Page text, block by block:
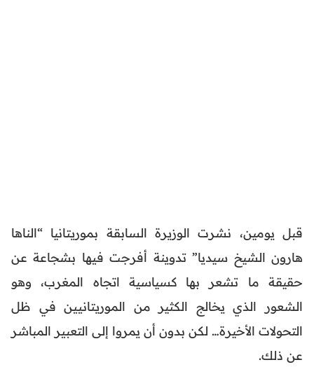
قبل يومين، نشرت الوزيرة السابقة بموريتانيا “الناها
هارون الشيخ سيديا” تدوينة أفرجت فيها بشجاعة عن
حقيقة ما تشعر بها كسياسية اتجاه المغرب، وهو
الشعور الذي يخالج الكثير من الموريتانيين في ظل
التحولات الأخيرة… لكن بدون أن يمروا إلى التعبير المباشر
عن ذلك.